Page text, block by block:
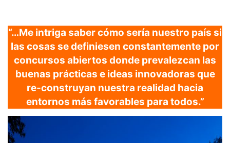
“…Me intriga saber cómo sería nuestro país si
las cosas se definiesen constantemente por
concursos abiertos donde prevalezcan las
buenas prácticas e ideas innovadoras que
re-construyan nuestra realidad hacia
entornos más favorables para todos.”